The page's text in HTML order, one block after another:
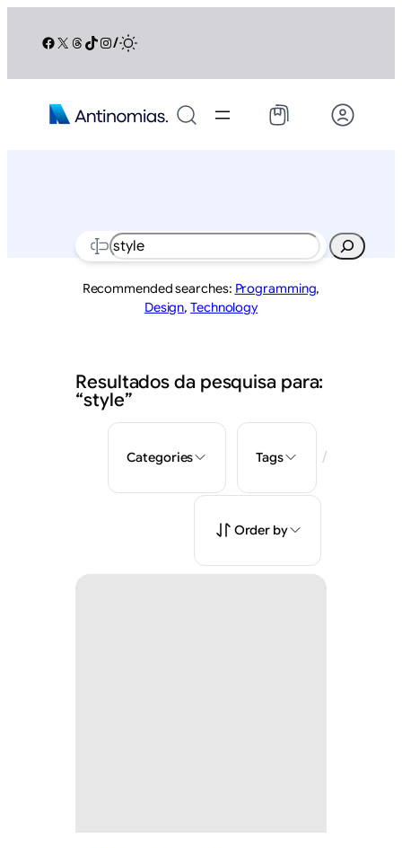
conteúdo
Facebook
X Threads
TikTok
Instagram
/
Search
Recommended searches: Programming,
Design,Technology
Resultados da pesquisa para:
“style”
Categories Tags /
Order by